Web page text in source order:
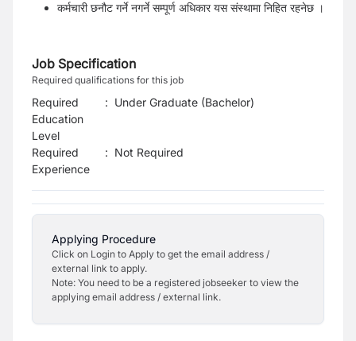
कर्मचारी छनौट गर्ने नगर्ने सम्पूर्ण अधिकार यस संस्थामा निहित रहनेछ ।
Job Specification
Required qualifications for this job
Required
Education
Level
: Under Graduate (Bachelor)
Required
Experience
: Not Required
Applying Procedure
Click on Login to Apply to get the email address /
external link to apply.
Note: You need to be a registered jobseeker to view the
applying email address / external link.